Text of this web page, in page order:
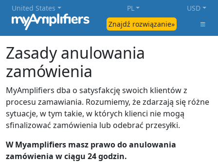
Znajdź rozwiązanie»
United States PL USD
Zasady anulowania
zamówienia
MyAmplifiers dba o satysfakcję swoich klientów z
procesu zamawiania. Rozumiemy, że zdarzają się różne
sytuacje, w tym takie, w których klienci nie mogą
sfinalizować zamówienia lub odebrać przesyłki.
W Myamplifiers masz prawo do anulowania
zamówienia w ciągu 24 godzin.